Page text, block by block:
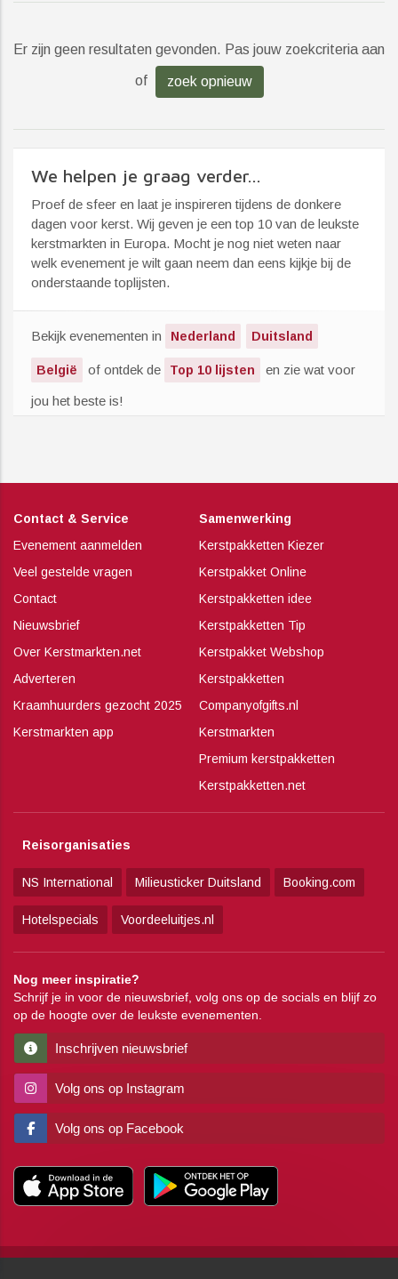
Er zijn geen resultaten gevonden. Pas jouw zoekcriteria aan
of zoek opnieuw
We helpen je graag verder...
Proef de sfeer en laat je inspireren tijdens de donkere
dagen voor kerst. Wij geven je een top 10 van de leukste
kerstmarkten in Europa. Mocht je nog niet weten naar
welk evenement je wilt gaan neem dan eens kijkje bij de
onderstaande toplijsten.
Bekijk evenementen in Nederland Duitsland
België of ontdek de Top 10 lijsten en zie wat voor
jou het beste is!
Contact & Service
Evenement aanmelden
Veel gestelde vragen
Contact
Nieuwsbrief
Over Kerstmarkten.net
Adverteren
Kraamhuurders gezocht 2025
Kerstmarkten app
Samenwerking
Kerstpakketten Kiezer
Kerstpakket Online
Kerstpakketten idee
Kerstpakketten Tip
Kerstpakket Webshop
Kerstpakketten
Companyofgifts.nl
Kerstmarkten
Premium kerstpakketten
Kerstpakketten.net
Reisorganisaties
NS International Milieusticker Duitsland Booking.com
Hotelspecials Voordeeluitjes.nl
Nog meer inspiratie?
Schrijf je in voor de nieuwsbrief, volg ons op de socials en blijf zo
op de hoogte over de leukste evenementen.
Inschrijven nieuwsbrief
Volg ons op Instagram
Volg ons op Facebook